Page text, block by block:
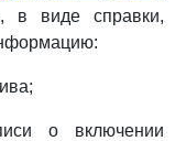
в виде справки,
о включении